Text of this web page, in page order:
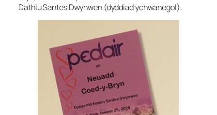
Dathlu Santes Dwynwen (dyddiad ychwanegol).